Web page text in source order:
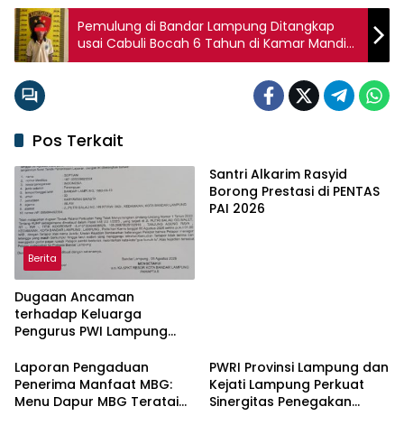
Pemulung di Bandar Lampung Ditangkap
usai Cabuli Bocah 6 Tahun di Kamar Mandi
Masjid
Pos Terkait
Berita
Dugaan Ancaman
terhadap Keluarga
Pengurus PWI Lampung
Jurnalis
Santri Alkarim Rasyid
Borong Prestasi di PENTAS
PAI 2026
Laporan Pengaduan
Penerima Manfaat MBG:
Menu Dapur MBG Teratai
PWRI Provinsi Lampung dan
Kejati Lampung Perkuat
Sinergitas Penegakan